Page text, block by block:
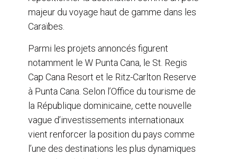
majeur du voyage haut de gamme dans les
Caraïbes.
Parmi les projets annoncés figurent
notamment le W Punta Cana, le St. Regis
Cap Cana Resort et le Ritz-Carlton Reserve
à Punta Cana. Selon l’Office du tourisme de
la République dominicaine, cette nouvelle
vague d’investissements internationaux
vient renforcer la position du pays comme
l’une des destinations les plus dynamiques